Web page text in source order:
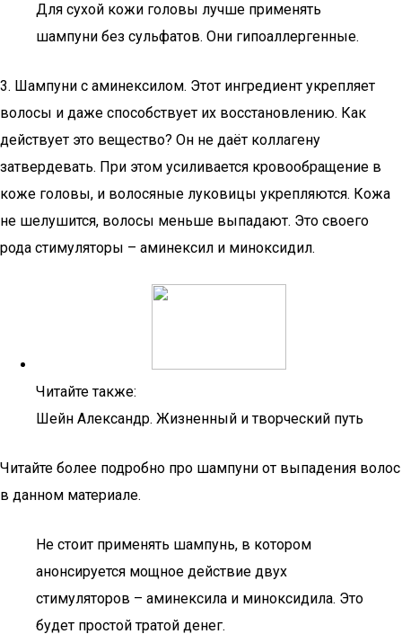
Для сухой кожи головы лучше применять
шампуни без сульфатов. Они гипоаллергенные.
3. Шампуни с аминексилом. Этот ингредиент укрепляет
волосы и даже способствует их восстановлению. Как
действует это вещество? Он не даёт коллагену
затвердевать. При этом усиливается кровообращение в
коже головы, и волосяные луковицы укрепляются. Кожа
не шелушится, волосы меньше выпадают. Это своего
рода стимуляторы – аминексил и миноксидил.
Читайте также:
Шейн Александр. Жизненный и творческий путь
Читайте более подробно про шампуни от выпадения волос
в данном материале.
Не стоит применять шампунь, в котором
анонсируется мощное действие двух
стимуляторов – аминексила и миноксидила. Это
будет простой тратой денег.